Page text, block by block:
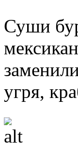
Суши
угря,